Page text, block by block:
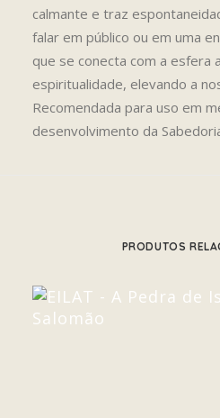
calmante e traz
falar em público ou em uma
que se conecta com a esfera
espiritualidade, elevando a
Recomendada para uso em
desenvolvimento da
PRODUTOS